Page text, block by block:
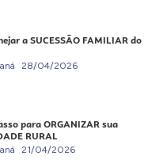
a SUCESSÃO FAMILIAR do
28/04/2026
para ORGANIZAR sua
RURAL
21/04/2026